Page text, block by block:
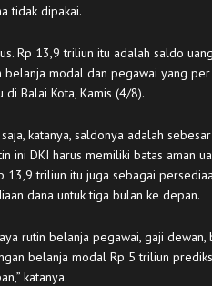
tidak dipakai.
Rp 13,9 triliun itu adalah saldo
belanja modal dan pegawai yang
di Balai Kota, Kamis (4/8).
katanya, saldonya adalah
ini DKI harus memiliki batas aman
13,9 triliun itu juga sebagai
dana untuk tiga bulan ke depan.
rutin belanja pegawai, gaji
belanja modal Rp 5 triliun
katanya.